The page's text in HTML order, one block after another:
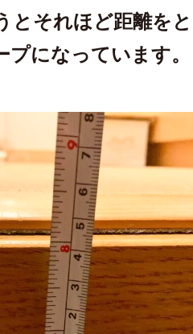
とそれほど距離を
プになっています。